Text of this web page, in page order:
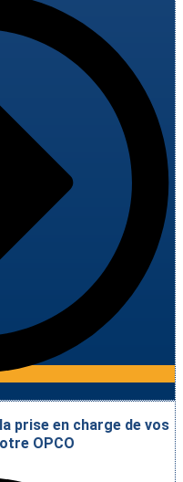
prise en charge de vos
OPCO